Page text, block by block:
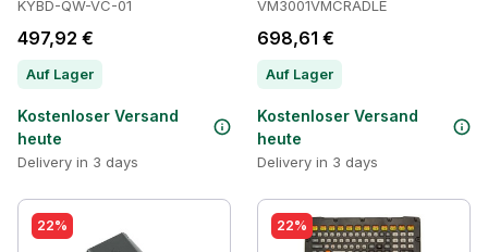
KYBD-QW-VC-01
497,92 €
Auf Lager
Kostenloser Versand
heute
Delivery in 3 days
VM3001VMCRADLE
698,61 €
Auf Lager
Kostenloser Versand
heute
Delivery in 3 days
22% 22%